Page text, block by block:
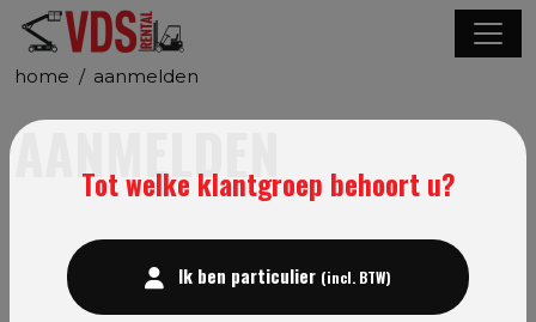
home / aanmelden
AANMELDEN
Tot welke klantgroep behoort u?
Ik ben particulier (incl. BTW)